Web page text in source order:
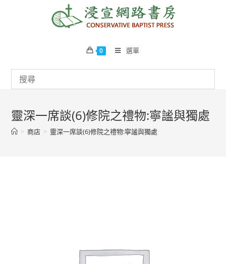
0 選單
靈深一席談(6)修院之禮物:寧謐與獨處
> 商店 > 靈深一席談(6)修院之禮物:寧謐與獨處